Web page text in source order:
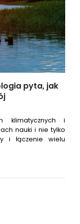
pyta, jak
klimatycznych i
nauki i nie tylko
i łączenie wielu